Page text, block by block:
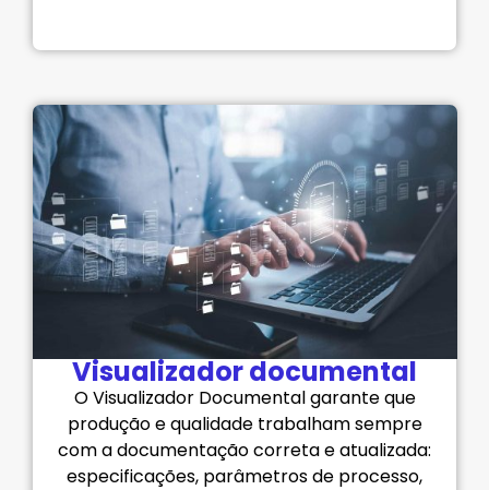
Visualizador documental
O Visualizador Documental garante que
produção e qualidade trabalham sempre
com a documentação correta e atualizada:
especificações, parâmetros de processo,